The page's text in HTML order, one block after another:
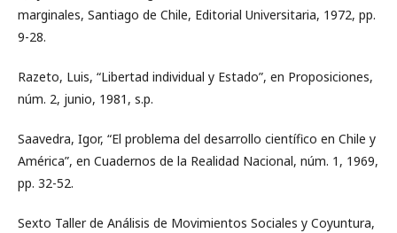
marginales, Santiago de Chile, Editorial Universitaria, 1972, pp.
9-28.
Razeto, Luis, “Libertad individual y Estado”, en Proposiciones,
núm. 2, junio, 1981, s.p.
Saavedra, Igor, “El problema del desarrollo científico en Chile y
América”, en Cuadernos de la Realidad Nacional, núm. 1, 1969,
pp. 32-52.
Sexto Taller de Análisis de Movimientos Sociales y Coyuntura,